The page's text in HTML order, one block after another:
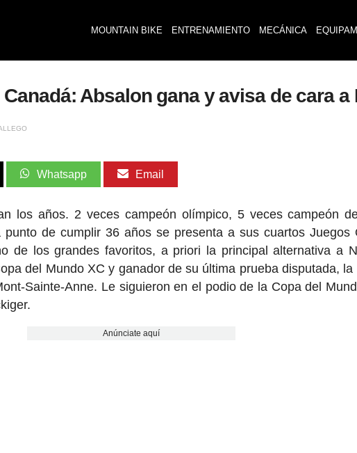
MOUNTAIN BIKE ENTRENAMIENTO MECÁNICA
Absalon gana y avisa de cara a
Whatsapp Email
los años. 2 veces campeón olímpico, 5 veces campeón
de cumplir 36 años se presenta a sus cuartos Juegos
de los grandes favoritos, a priori la principal alternativa a
del Mundo XC y ganador de su última prueba disputada,
Sainte-Anne. Le siguieron en el podio de la Copa del
Anúnciate aquí